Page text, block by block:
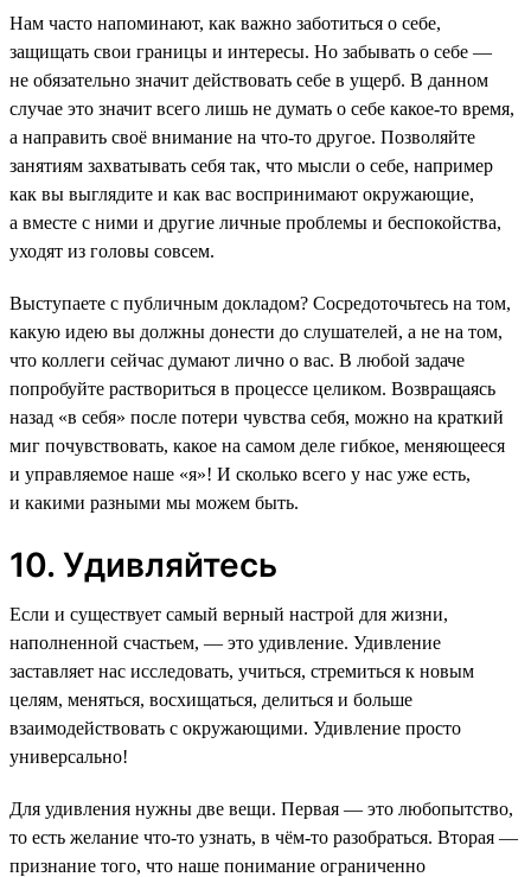
Нам часто напоминают, как важно заботиться о себе,
защищать свои границы и интересы. Но забывать о себе —
не обязательно значит действовать себе в ущерб. В данном
случае это значит всего лишь не думать о себе какое-то время,
а направить своё внимание на что-то другое. Позволяйте
занятиям захватывать себя так, что мысли о себе, например
как вы выглядите и как вас воспринимают окружающие,
а вместе с ними и другие личные проблемы и беспокойства,
уходят из головы совсем.
Выступаете с публичным докладом? Сосредоточьтесь на том,
какую идею вы должны донести до слушателей, а не на том,
что коллеги сейчас думают лично о вас. В любой задаче
попробуйте раствориться в процессе целиком. Возвращаясь
назад «в себя» после потери чувства себя, можно на краткий
миг почувствовать, какое на самом деле гибкое, меняющееся
и управляемое наше «я»! И сколько всего у нас уже есть,
и какими разными мы можем быть.
10. Удивляйтесь
Если и существует самый верный настрой для жизни,
наполненной счастьем, — это удивление. Удивление
заставляет нас исследовать, учиться, стремиться к новым
целям, меняться, восхищаться, делиться и больше
взаимодействовать с окружающими. Удивление просто
универсально!
Для удивления нужны две вещи. Первая — это любопытство,
то есть желание что-то узнать, в чём-то разобраться. Вторая —
признание того, что наше понимание ограниченно